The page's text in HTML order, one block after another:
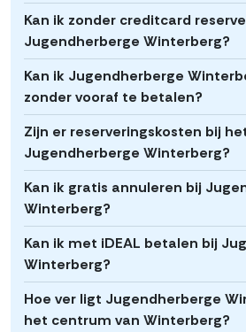
Kan ik zonder creditcard
Jugendherberge Winterberg?
Kan ik Jugendherberge
zonder vooraf te betalen?
Zijn er reserveringskosten bij
Jugendherberge Winterberg?
Kan ik gratis annuleren bij
Winterberg?
Kan ik met iDEAL betalen bij
Winterberg?
Hoe ver ligt Jugendherberge
het centrum van Winterberg?